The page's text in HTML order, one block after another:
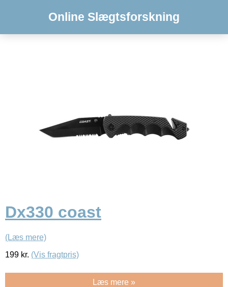
Online Slægtsforskning
Dx330 coast
(Læs mere)
199 kr. (Vis fragtpris)
Læs mere »